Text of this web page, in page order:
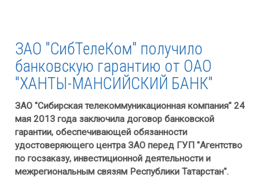
ЗАО "СибТелеКом" получило
банковскую гарантию от ОАО
"ХАНТЫ-МАНСИЙСКИЙ БАНК"
ЗАО "Сибирская телекоммуникационная компания" 24
мая 2013 года заключила договор банковской
гарантии, обеспечивающей обязанности
удостоверяющего центра ЗАО перед ГУП "Агентство
по госзаказу, инвестиционной деятельности и
межрегиональным связям Республики Татарстан".